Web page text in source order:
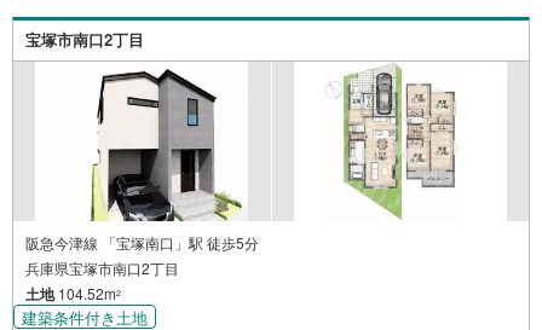
第1種中高層住居専用地域の落ち着いた住環境でありながら、買物施設・小
学校・公共施設が徒歩圏に揃う利便性も魅力です。駅近・広さ・自由設計
という三拍子が揃った、宝塚エリアでも希少な土地です。
宝塚市南口2丁目
阪急今津線 「宝塚南口」駅 徒歩5分
兵庫県宝塚市南口2丁目
土地104.52m2
建築条件付き土地